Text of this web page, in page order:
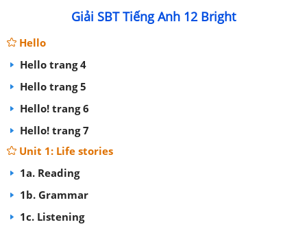
Giải SBT Tiếng Anh 12 Bright
Hello
Hello trang 4
Hello trang 5
Hello! trang 6
Hello! trang 7
Unit 1: Life stories
1a. Reading
1b. Grammar
1c. Listening